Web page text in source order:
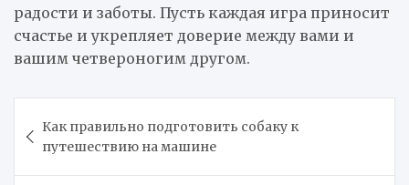
радости и заботы. Пусть каждая игра приносит
счастье и укрепляет доверие между вами и
вашим четвероногим другом.
по
записям
Как правильно подготовить собаку к
путешествию на машине